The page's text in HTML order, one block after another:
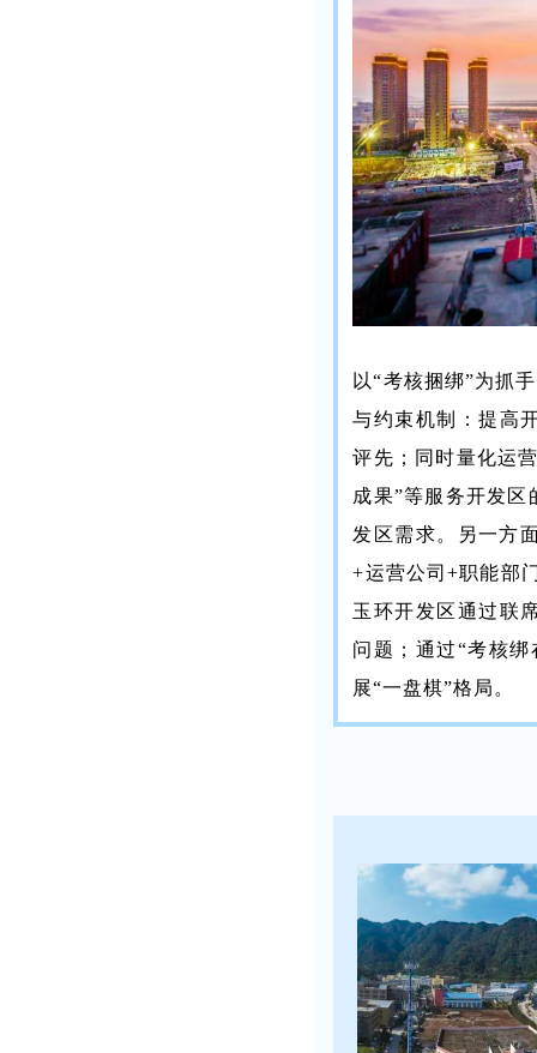
以“考核捆绑”为抓
与约束机制：提高
评先；同时量化运
成果”等服务开发
发区需求。另一方
+运营公司+职能部
玉环开发区通过联
问题；通过“考核
展“一盘棋”格局。